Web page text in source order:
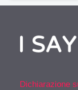
Dichiarazione